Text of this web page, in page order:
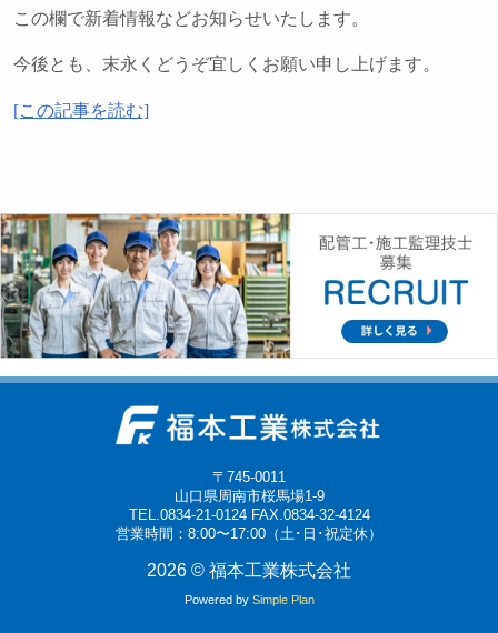
この欄で新着情報などお知らせいたします。
今後とも、末永くどうぞ宜しくお願い申し上げます。
[この記事を読む]
〒745-0011
山口県周南市桜馬場1-9
TEL.0834-21-0124 FAX.0834-32-4124
営業時間：8:00〜17:00（土･日･祝定休）
2026 © 福本工業株式会社
Powered by Simple Plan